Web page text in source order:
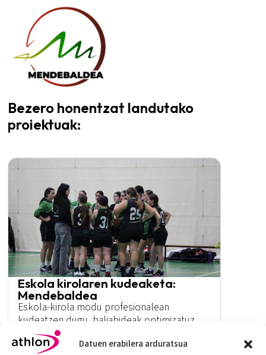
Datuen erabilera arduratsua
Bezero honentzat landutako
proiektuak:
Eskola kirolaren kudeaketa:
Mendebaldea
Eskola-kirola modu profesionalean
kudeatzen dugu, baliabideak optimizatuz
eta ikasleentzako eta ikastetxeentzako
kirol-programa iraunkorrak eta